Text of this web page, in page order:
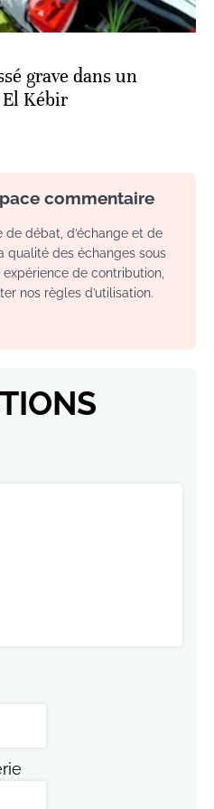
grave dans un
El Kébir
commentaire
de débat, d’échange et de
qualité des échanges sous
de contribution,
nos règles d’utilisation.